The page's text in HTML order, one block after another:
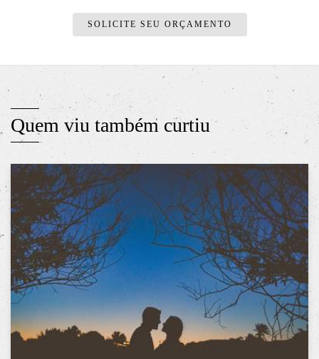
SOLICITE SEU ORÇAMENTO
Quem viu também curtiu